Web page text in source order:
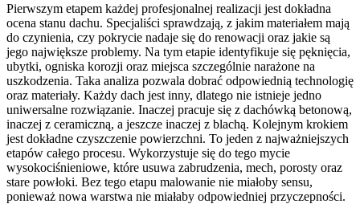
Pierwszym etapem każdej profesjonalnej realizacji jest dokładna
ocena stanu dachu. Specjaliści sprawdzają, z jakim materiałem mają
do czynienia, czy pokrycie nadaje się do renowacji oraz jakie są
jego największe problemy. Na tym etapie identyfikuje się pęknięcia,
ubytki, ogniska korozji oraz miejsca szczególnie narażone na
uszkodzenia. Taka analiza pozwala dobrać odpowiednią technologię
oraz materiały. Każdy dach jest inny, dlatego nie istnieje jedno
uniwersalne rozwiązanie. Inaczej pracuje się z dachówką betonową,
inaczej z ceramiczną, a jeszcze inaczej z blachą. Kolejnym krokiem
jest dokładne czyszczenie powierzchni. To jeden z najważniejszych
etapów całego procesu. Wykorzystuje się do tego mycie
wysokociśnieniowe, które usuwa zabrudzenia, mech, porosty oraz
stare powłoki. Bez tego etapu malowanie nie miałoby sensu,
ponieważ nowa warstwa nie miałaby odpowiedniej przyczepności.